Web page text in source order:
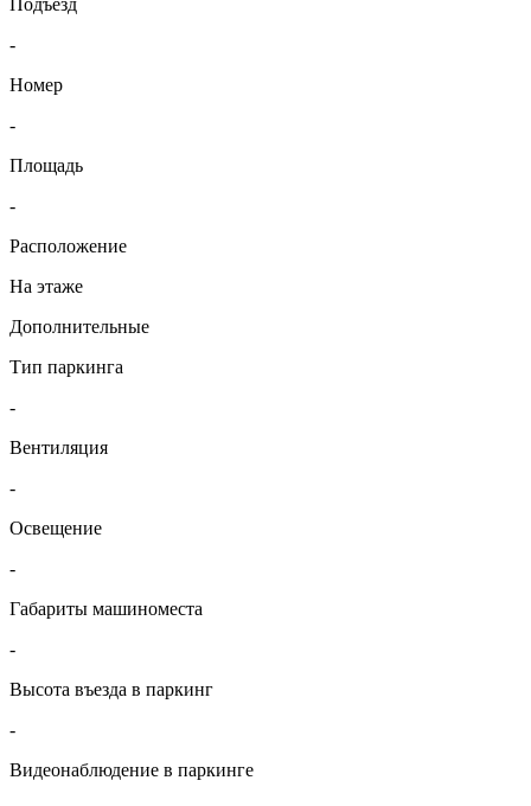
Подъезд
-
Номер
-
Площадь
-
Расположение
На этаже
Дополнительные
Тип паркинга
-
Вентиляция
-
Освещение
-
Габариты машиноместа
-
Высота въезда в паркинг
-
Видеонаблюдение в паркинге